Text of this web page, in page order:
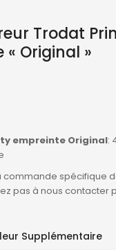
Trodat
Original »
empreinte Original:
commande spécifique
pas à nous contacter
Supplémentaire